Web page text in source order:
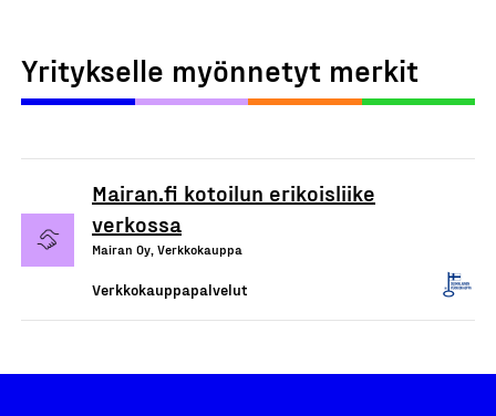
Yritykselle myönnetyt merkit
Mairan.fi kotoilun erikoisliike
verkossa
Mairan Oy, Verkkokauppa
Verkkokauppapalvelut